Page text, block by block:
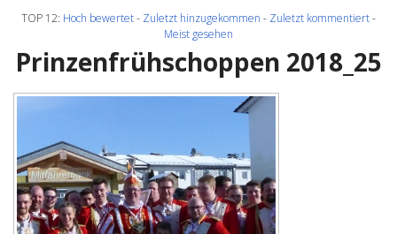
TOP 12: Hoch bewertet- Zuletzt hinzugekommen - Zuletzt kommentiert-
Meist gesehen
Prinzenfrühschoppen 2018_25